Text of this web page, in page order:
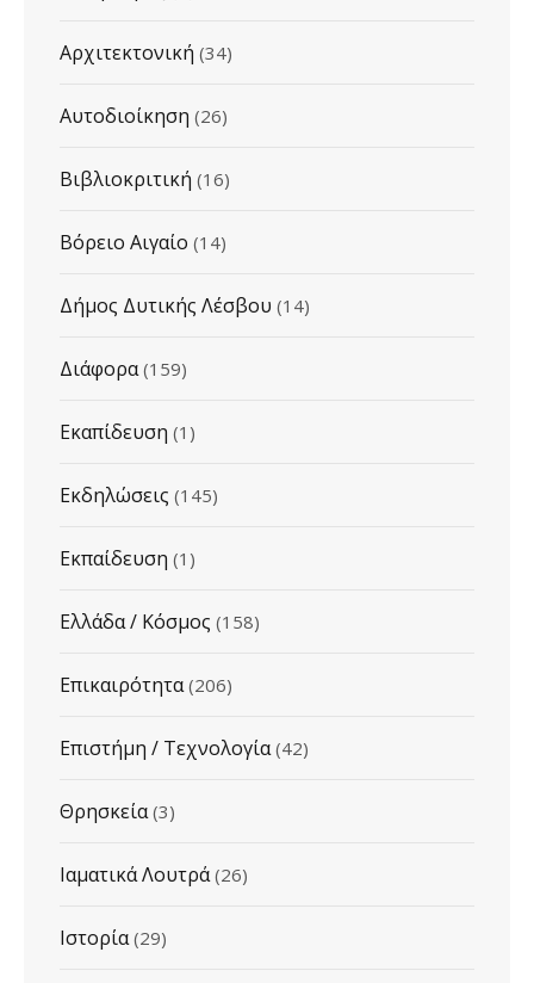
Αρχιτεκτονική (34)
Αυτοδιοίκηση (26)
Βιβλιοκριτική (16)
Βόρειο Αιγαίο (14)
Δήμος Δυτικής Λέσβου (14)
Διάφορα(159)
Εκαπίδευση (1)
Εκδηλώσεις (145)
Εκπαίδευση (1)
Ελλάδα / Κόσμος (158)
Επικαιρότητα(206)
Επιστήμη / Τεχνολογία(42)
Θρησκεία(3)
Ιαματικά Λουτρά(26)
Ιστορία(29)